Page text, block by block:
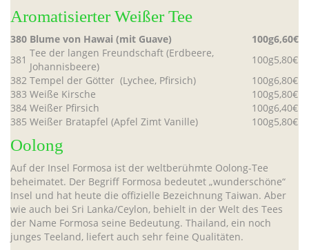
Aromatisierter Weißer Tee
380 Blume von Hawai (mit Guave) 100g6,60€
381
Tee der langen Freundschaft (Erdbeere,
Johannisbeere)
100g5,80€
382 Tempel der Götter (Lychee, Pfirsich) 100g6,80€
383 Weiße Kirsche 100g5,80€
384 Weißer Pfirsich 100g6,40€
385 Weißer Bratapfel (Apfel Zimt Vanille) 100g5,80€
Oolong
Auf der Insel Formosa ist der weltberühmte Oolong-Tee
beheimatet. Der Begriff Formosa bedeutet „wunderschöne“
Insel und hat heute die offizielle Bezeichnung Taiwan. Aber
wie auch bei Sri Lanka/Ceylon, behielt in der Welt des Tees
der Name Formosa seine Bedeutung. Thailand, ein noch
junges Teeland, liefert auch sehr feine Qualitäten.